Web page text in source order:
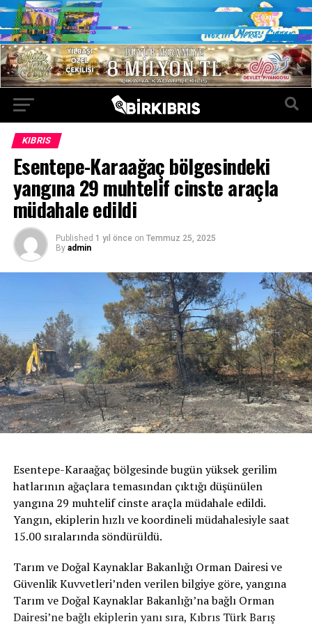
KIBRIS
Esentepe-Karaağaç bölgesindeki
yangına 29 muhtelif cinste araçla
müdahale edildi
Published 1 yıl önce on Temmuz 25, 2025
By admin
Esentepe-Karaağaç bölgesinde bugün yüksek gerilim
hatlarının ağaçlara temasından çıktığı düşünülen
yangına 29 muhtelif cinste araçla müdahale edildi.
Yangın, ekiplerin hızlı ve koordineli müdahalesiyle saat
15.00 sıralarında söndürüldü.
Tarım ve Doğal Kaynaklar Bakanlığı Orman Dairesi ve
Güvenlik Kuvvetleri’nden verilen bilgiye göre, yangına
Tarım ve Doğal Kaynaklar Bakanlığı’na bağlı Orman
Dairesi’ne bağlı ekiplerin yanı sıra, Kıbrıs Türk Barış